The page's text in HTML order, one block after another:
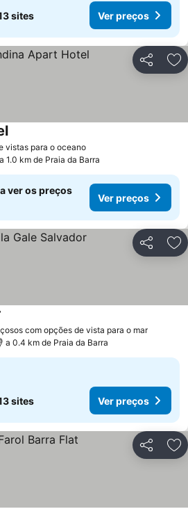
sites Ver preços
Partilhar
vistas para o oceano
a 1.0 km de Praia da Barra
ver os preços
Ver preços
Partilhar
com opções de vista para o mar
a 0.4 km de Praia da Barra
sites Ver preços
Partilhar